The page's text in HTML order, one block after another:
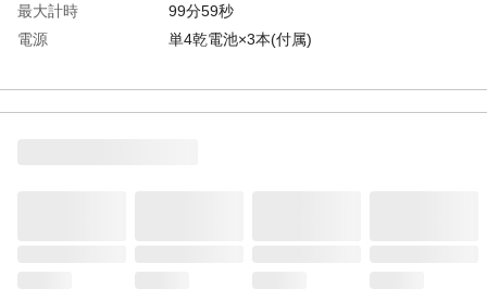
最大計時
99分59秒
電源
単4乾電池×3本(付属)
幅(mm)
120